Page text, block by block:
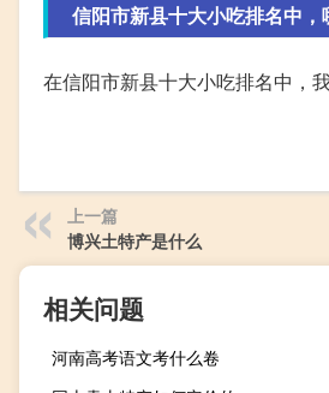
信阳市新县十大小吃排名中，
在信阳市新县十大小吃排名中，
上一篇
博兴土特产是什么
相关问题
河南高考语文考什么卷